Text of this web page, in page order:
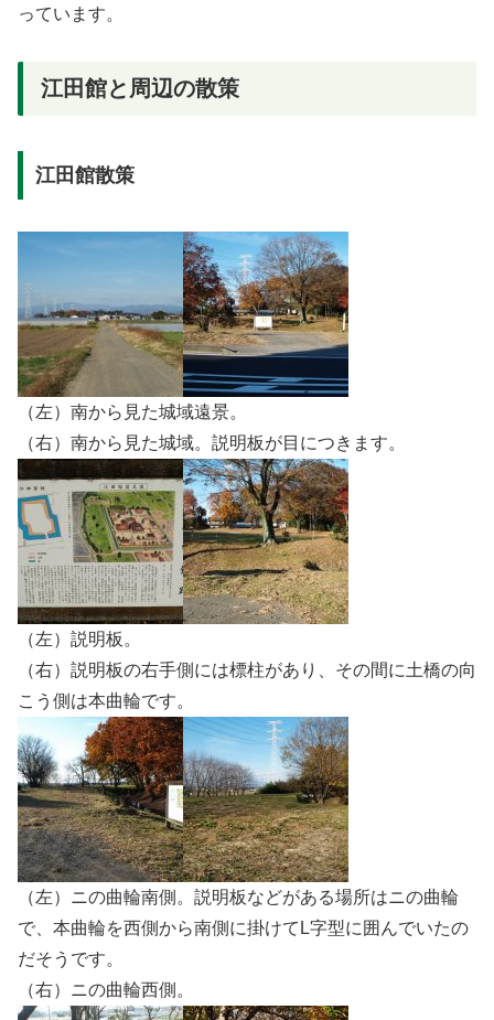
っています。
江田館と周辺の散策
江田館散策
（左）南から見た城域遠景。
（右）南から見た城域。説明板が目につきます。
（左）説明板。
（右）説明板の右手側には標柱があり、その間に土橋の向
こう側は本曲輪です。
（左）ニの曲輪南側。説明板などがある場所はニの曲輪
で、本曲輪を西側から南側に掛けてL字型に囲んでいたの
だそうです。
（右）ニの曲輪西側。